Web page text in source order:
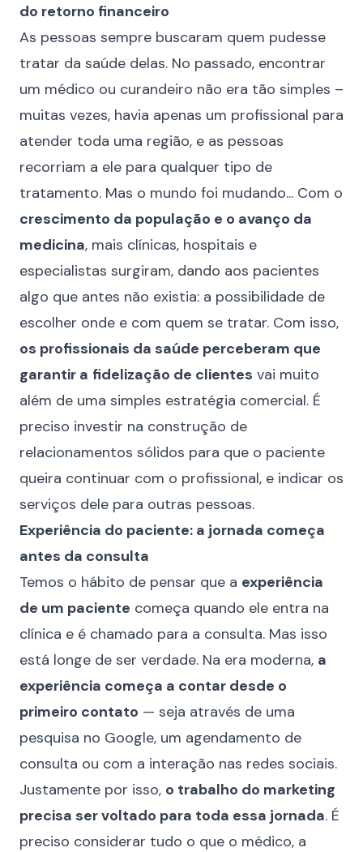
do retorno financeiro
As pessoas sempre buscaram quem pudesse
tratar da saúde delas. No passado, encontrar
um médico ou curandeiro não era tão simples –
muitas vezes, havia apenas um profissional para
atender toda uma região, e as pessoas
recorriam a ele para qualquer tipo de
tratamento. Mas o mundo foi mudando... Com o
crescimento da população e o avanço da
medicina, mais clínicas, hospitais e
especialistas surgiram, dando aos pacientes
algo que antes não existia: a possibilidade de
escolher onde e com quem se tratar. Com isso,
os profissionais da saúde perceberam que
garantir a fidelização de clientes vai muito
além de uma simples estratégia comercial. É
preciso investir na construção de
relacionamentos sólidos para que o paciente
queira continuar com o profissional, e indicar os
serviços dele para outras pessoas.
Experiência do paciente: a jornada começa
antes da consulta
Temos o hábito de pensar que a experiência
de um paciente começa quando ele entra na
clínica e é chamado para a consulta. Mas isso
está longe de ser verdade. Na era moderna, a
experiência começa a contar desde o
primeiro contato — seja através de uma
pesquisa no Google, um agendamento de
consulta ou com a interação nas redes sociais.
Justamente por isso, o trabalho do marketing
precisa ser voltado para toda essa jornada. É
preciso considerar tudo o que o médico, a